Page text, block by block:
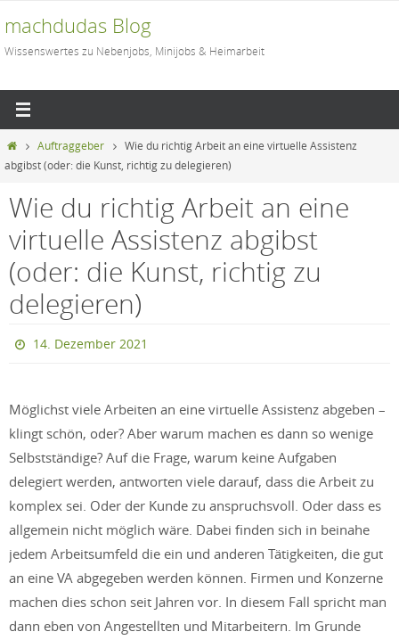
Inhalt
springen
machdudas Blog
Wissenswertes zu Nebenjobs, Minijobs & Heimarbeit
StartAuftraggeber
Wie du richtig Arbeit an eine virtuelle Assistenz
abgibst (oder: die Kunst, richtig zu delegieren)
Wie du richtig Arbeit an eine
virtuelle Assistenz abgibst
(oder: die Kunst, richtig zu
delegieren)
14. Dezember 2021
Möglichst viele Arbeiten an eine virtuelle Assistenz abgeben –
klingt schön, oder? Aber warum machen es dann so wenige
Selbstständige? Auf die Frage, warum keine Aufgaben
delegiert werden, antworten viele darauf, dass die Arbeit zu
komplex sei. Oder der Kunde zu anspruchsvoll. Oder dass es
allgemein nicht möglich wäre. Dabei finden sich in beinahe
jedem Arbeitsumfeld die ein und anderen Tätigkeiten, die gut
an eine VA abgegeben werden können. Firmen und Konzerne
machen dies schon seit Jahren vor. In diesem Fall spricht man
dann eben von Angestellten und Mitarbeitern. Im Grunde